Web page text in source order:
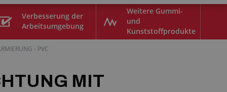
Verbesserung der
Arbeitsumgebung
Weitere Gummi-
und
Kunststoffprodukte
- PVC
MIT